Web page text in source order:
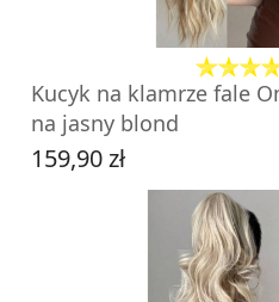
Kucyk na klamrze fale
na jasny blond
Cena
159,90 zł